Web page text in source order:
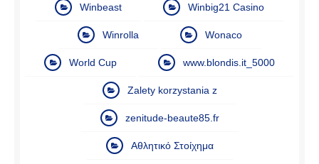
Winbeast Winbig21 Casino
Winrolla Wonaco
World Cup www.blondis.it_5000
Zalety korzystania z
zenitude-beaute85.fr
Αθλητικό Στοίχημα